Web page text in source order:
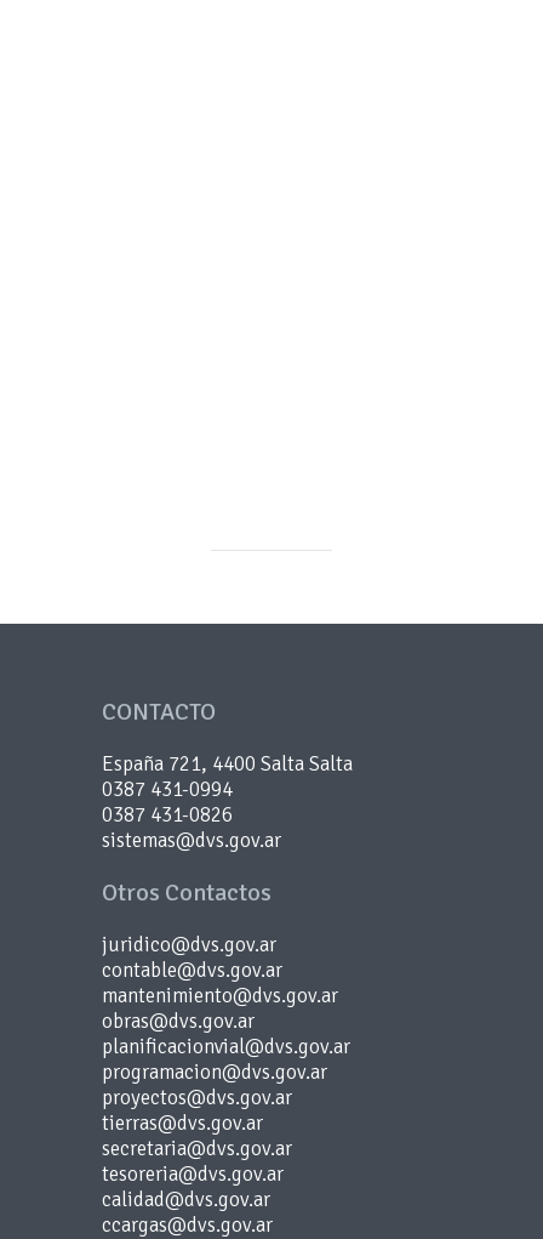
CONTACTO
España 721, 4400 Salta Salta
0387 431-0994
0387 431-0826
sistemas@dvs.gov.ar
Otros Contactos
juridico@dvs.gov.ar
contable@dvs.gov.ar
mantenimiento@dvs.gov.ar
obras@dvs.gov.ar
planificacionvial@dvs.gov.ar
programacion@dvs.gov.ar
proyectos@dvs.gov.ar
tierras@dvs.gov.ar
secretaria@dvs.gov.ar
tesoreria@dvs.gov.ar
calidad@dvs.gov.ar
ccargas@dvs.gov.ar